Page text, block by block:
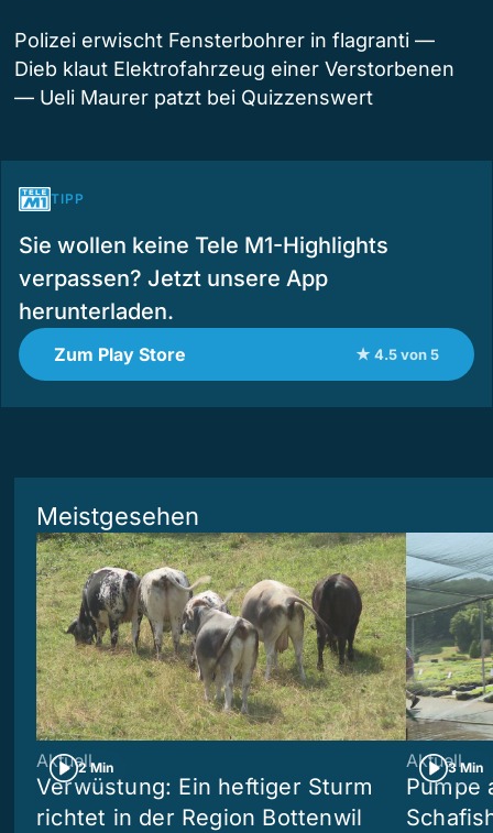
Polizei erwischt Fensterbohrer in flagranti —
Dieb klaut Elektrofahrzeug einer Verstorbenen
— Ueli Maurer patzt bei Quizzenswert
TIPP
Sie wollen keine Tele M1-Highlights
verpassen? Jetzt unsere App
herunterladen.
Zum Play Store ★ 4.5 von 5
Meistgesehen
2 Min
Aktuell
Verwüstung: Ein heftiger Sturm
richtet in der Region Bottenwil
3 Min
Aktuell
Pumpe